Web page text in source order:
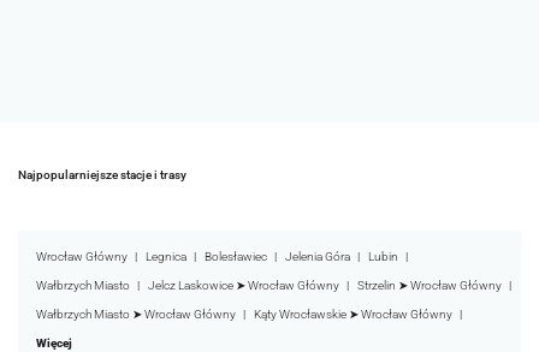
Najpopularniejsze stacje i trasy
Wrocław Główny Legnica Bolesławiec Jelenia Góra Lubin
Wałbrzych Miasto Jelcz Laskowice ➤ Wrocław Główny Strzelin ➤ Wrocław Główny
Wałbrzych Miasto ➤ Wrocław Główny Kąty Wrocławskie ➤ Wrocław Główny
Więcej